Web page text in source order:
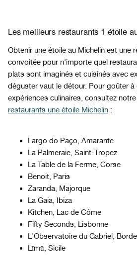
Les meilleurs restaurants 1 étoile
Obtenir une étoile au Michelin est une
convoitée pour n'importe quel
plats sont imaginés et cuisinés avec
déguster vaut le détour. Pour goûter à
expériences culinaires, consultez
restaurants une étoile Michelin :
Largo do Paço, Amarante
La Palmeraie, Saint-Tropez
La Table de la Ferme, Corse
Benoit, Paris
Zaranda, Majorque
La Gaia, Ibiza
Kitchen, Lac de Côme
Fifty Seconds, Lisbonne
L'Observatoire du Gabriel,
Līmū, Sicile